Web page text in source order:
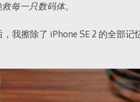
每一只数码体。
我擦除了 iPhone SE 2 的全部